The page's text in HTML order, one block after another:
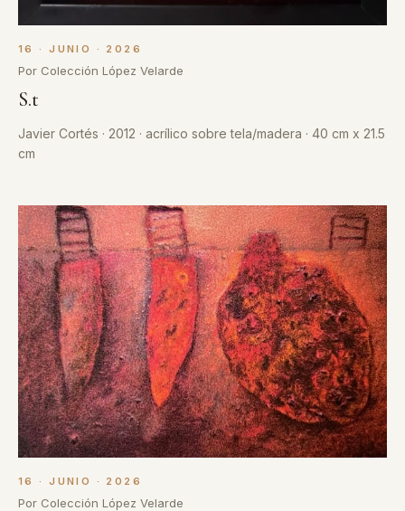
16 · JUNIO · 2026
Por Colección López Velarde
S.t
Javier Cortés · 2012 · acrílico sobre tela/madera · 40 cm x 21.5
cm
16 · JUNIO · 2026
Por Colección López Velarde